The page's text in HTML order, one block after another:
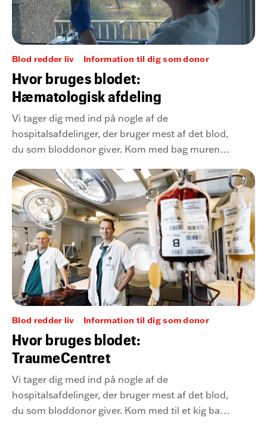
Blod redder liv Information til dig som donor
Hvor bruges blodet:
Hæmatologisk afdeling
Vi tager dig med ind på nogle af de
hospitalsafdelinger, der bruger mest af det blod,
du som bloddonor giver. Kom med bag murene
(hæmatologisk afdeling) på Rigshospitalet.
Blod redder liv Information til dig som donor
Hvor bruges blodet:
TraumeCentret
Vi tager dig med ind på nogle af de
hospitalsafdelinger, der bruger mest af det blod,
du som bloddonor giver. Kom med til et kig bag